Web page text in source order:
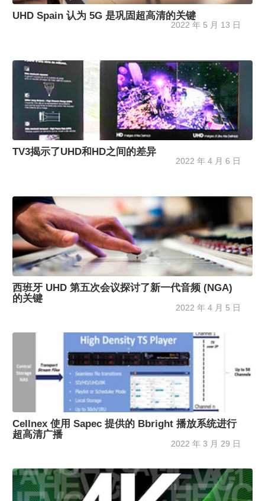
UHD Spain 认为 5G 是巩固超高清的关键
2022 年 5 月 13 日
TV3揭示了UHD和HD之间的差异
2022 年 4 月 6 日
西班牙 UHD 第五次会议探讨了新一代音频 (NGA)
的关键
2022 年 4 月 5 日
Cellnex 使用 Sapec 提供的 Bbright 播放系统进行
超高清广播
2022 年 3 月 29 日